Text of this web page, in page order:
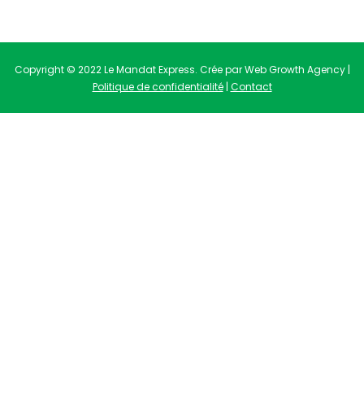
Copyright © 2022 Le Mandat Express. Crée par Web Growth Agency |
Politique de confidentialité| Contact